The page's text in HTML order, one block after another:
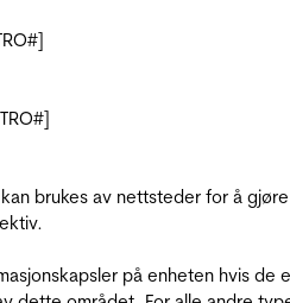
brukes av nettsteder for å gjøre
på enheten hvis de